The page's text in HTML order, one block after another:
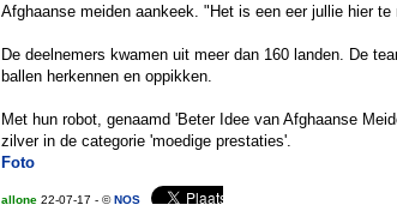
Afghaanse meiden aankeek. "Het is een eer jullie hier te
De deelnemers kwamen uit meer dan 160 landen. De
ballen herkennen en oppikken.
Met hun robot, genaamd 'Beter Idee van Afghaanse
zilver in de categorie 'moedige prestaties'.
Foto
allone 22-07-17 - ©NOS